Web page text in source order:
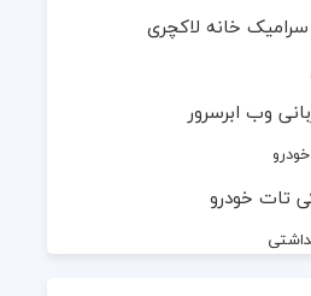
خانه لاکچری
وب ابرسرور
تات خودرو